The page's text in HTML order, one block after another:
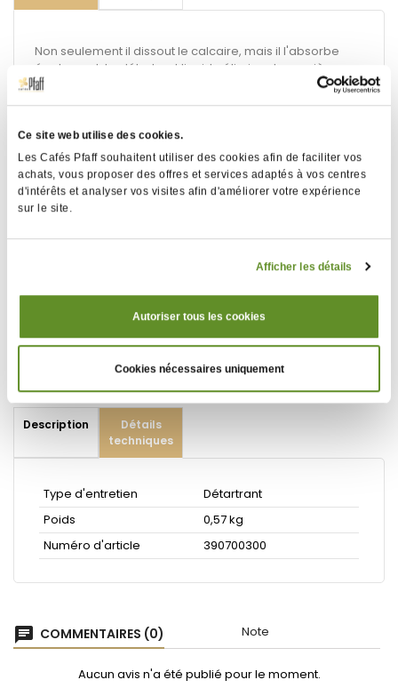
Ce site web utilise des cookies.
Les Cafés Pfaff souhaitent utiliser des cookies afin de faciliter vos
achats, vous proposer des offres et services adaptés à vos centres
d'intérêts et analyser vos visites afin d'améliorer votre expérience
sur le site.
Afficher les détails
Autoriser tous les cookies
Cookies nécessaires uniquement
Non seulement il dissout le calcaire, mais il l'absorbe
également. Le détartrant liquide élimine de manière
fiable le calcaire de la machine entièrement
automatique pendant le nettoyage.
• Dissout le calcaire sans laisser de résidus
• Respectueux des matériaux et sans danger pour les
aliments
Utilisez lefiltre à eau fraîche CLARISavec votre machine
à café entièrement automatique - vous devrez ainsi
entièrement automatique. Bouteille fabriquée à partir de
informations sur le produit avant utilisation !
Contenance : 500 ml
Description
Détails
techniques
Type d'entretien
Détartrant
Poids
0,57 kg
Numéro d'article
390700300
chat COMMENTAIRES (0) Note
Aucun avis n'a été publié pour le moment.